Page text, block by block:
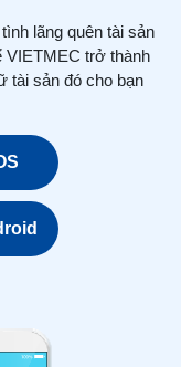
lãng quên tài sản
VIETMEC trở thành
tài sản đó cho bạn